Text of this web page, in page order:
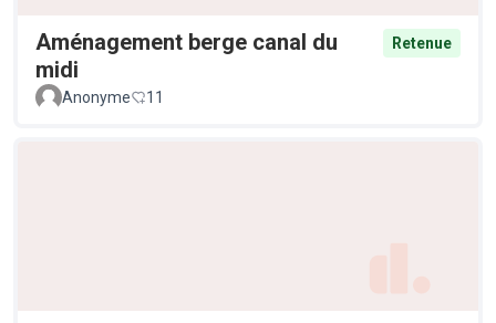
Aménagement berge canal du
midi
Retenue
Anonyme 11